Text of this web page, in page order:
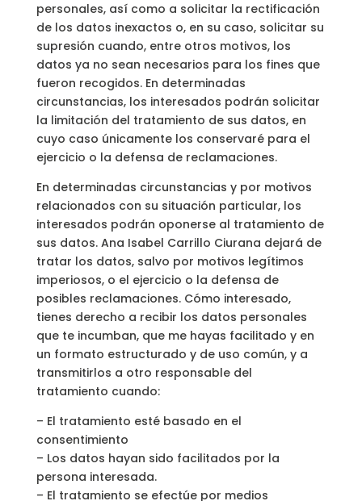
personales, así como a solicitar la rectificación
de los datos inexactos o, en su caso, solicitar su
supresión cuando, entre otros motivos, los
datos ya no sean necesarios para los fines que
fueron recogidos. En determinadas
circunstancias, los interesados podrán solicitar
la limitación del tratamiento de sus datos, en
cuyo caso únicamente los conservaré para el
ejercicio o la defensa de reclamaciones.
En determinadas circunstancias y por motivos
relacionados con su situación particular, los
interesados podrán oponerse al tratamiento de
sus datos. Ana Isabel Carrillo Ciurana dejará de
tratar los datos, salvo por motivos legítimos
imperiosos, o el ejercicio o la defensa de
posibles reclamaciones. Cómo interesado,
tienes derecho a recibir los datos personales
que te incumban, que me hayas facilitado y en
un formato estructurado y de uso común, y a
transmitirlos a otro responsable del
tratamiento cuando:
– El tratamiento esté basado en el
consentimiento
– Los datos hayan sido facilitados por la
persona interesada.
– El tratamiento se efectúe por medios